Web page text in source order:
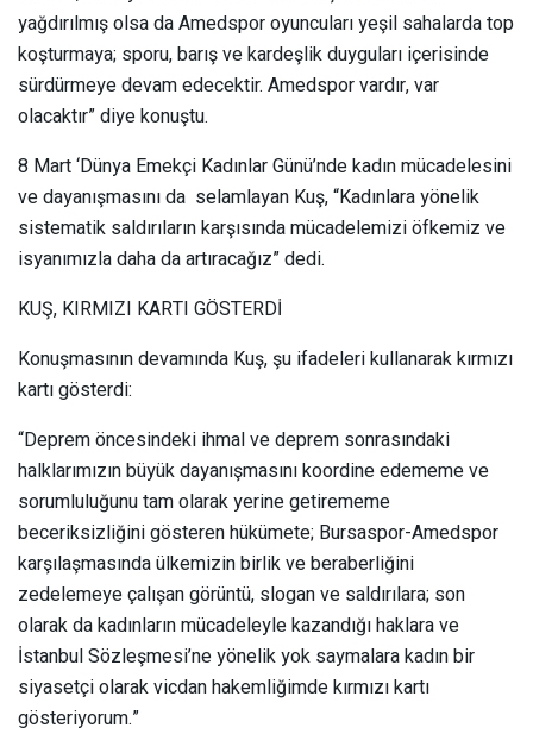
yağdırılmış olsa da Amedspor oyuncuları yeşil sahalarda top
koşturmaya; sporu, barış ve kardeşlik duyguları içerisinde
sürdürmeye devam edecektir. Amedspor vardır, var
olacaktır” diye konuştu.
8 Mart ‘Dünya Emekçi Kadınlar Günü’nde kadın mücadelesini
ve dayanışmasını da selamlayan Kuş, “Kadınlara yönelik
sistematik saldırıların karşısında mücadelemizi öfkemiz ve
isyanımızla daha da artıracağız” dedi.
KUŞ, KIRMIZI KARTI GÖSTERDİ
Konuşmasının devamında Kuş, şu ifadeleri kullanarak kırmızı
kartı gösterdi:
“Deprem öncesindeki ihmal ve deprem sonrasındaki
halklarımızın büyük dayanışmasını koordine edememe ve
sorumluluğunu tam olarak yerine getirememe
beceriksizliğini gösteren hükümete; Bursaspor-Amedspor
karşılaşmasında ülkemizin birlik ve beraberliğini
zedelemeye çalışan görüntü, slogan ve saldırılara; son
olarak da kadınların mücadeleyle kazandığı haklara ve
İstanbul Sözleşmesi’ne yönelik yok saymalara kadın bir
siyasetçi olarak vicdan hakemliğimde kırmızı kartı
gösteriyorum.”